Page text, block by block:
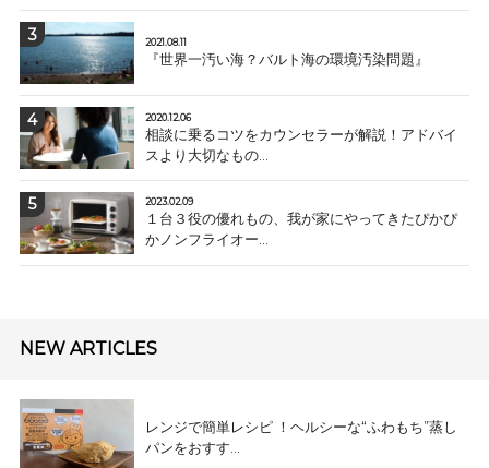
2021.08.11
『世界一汚い海？バルト海の環境汚染問題』
2020.12.06
相談に乗るコツをカウンセラーが解説！アドバイ
スより大切なもの...
2023.02.09
１台３役の優れもの、我が家にやってきたぴかぴ
かノンフライオー...
NEW ARTICLES
レンジで簡単レシピ ！ヘルシーな“ふわもち”蒸し
パンをおすす...